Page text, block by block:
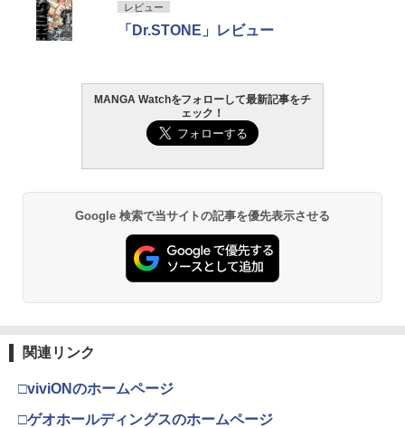
レビュー
「Dr.STONE」レビュー
MANGA Watchをフォローして最新記事をチ
ェック！
Google 検索で当サイトの記事を優先表示させる
関連リンク
□viviONのホームページ
□ゲオホールディングスのホームページ